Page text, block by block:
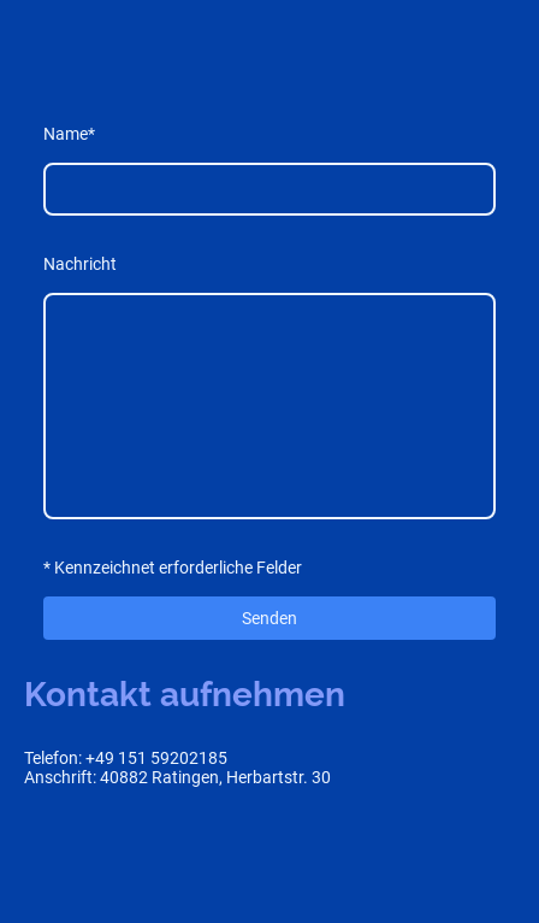
Name*
Nachricht
* Kennzeichnet erforderliche Felder
Senden
Kontakt aufnehmen
Telefon: +49 151 59202185
Anschrift: 40882 Ratingen, Herbartstr. 30